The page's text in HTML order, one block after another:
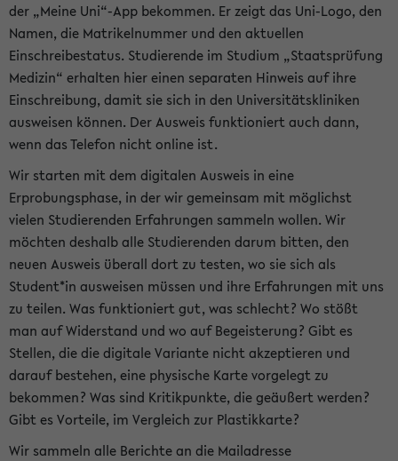
der „Meine Uni“-App bekommen. Er zeigt das Uni-Logo, den
Namen, die Matrikelnummer und den aktuellen
Einschreibestatus. Studierende im Studium „Staatsprüfung
Medizin“ erhalten hier einen separaten Hinweis auf ihre
Einschreibung, damit sie sich in den Universitätskliniken
ausweisen können. Der Ausweis funktioniert auch dann,
wenn das Telefon nicht online ist.
Wir starten mit dem digitalen Ausweis in eine
Erprobungsphase, in der wir gemeinsam mit möglichst
vielen Studierenden Erfahrungen sammeln wollen. Wir
möchten deshalb alle Studierenden darum bitten, den
neuen Ausweis überall dort zu testen, wo sie sich als
Student*in ausweisen müssen und ihre Erfahrungen mit uns
zu teilen. Was funktioniert gut, was schlecht? Wo stößt
man auf Widerstand und wo auf Begeisterung? Gibt es
Stellen, die die digitale Variante nicht akzeptieren und
darauf bestehen, eine physische Karte vorgelegt zu
bekommen? Was sind Kritikpunkte, die geäußert werden?
Gibt es Vorteile, im Vergleich zur Plastikkarte?
Wir sammeln alle Berichte an die Mailadresse